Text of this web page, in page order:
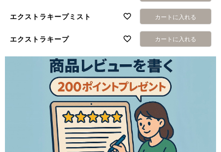
エクストラキープミスト カートに入れる
エクストラキープ カートに入れる